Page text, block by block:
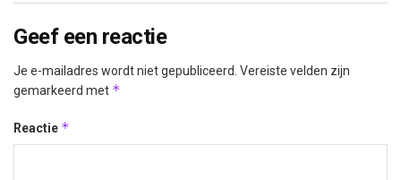
Geef een reactie
Je e-mailadres wordt niet gepubliceerd. Vereiste velden zijn
gemarkeerd met *
Reactie *